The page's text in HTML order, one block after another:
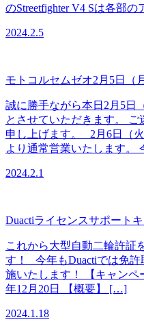
のStreetfighter V4 Sは各部
2024.2.5
モトコルセムゼオ2月5日（
誠に勝手ながら本日2月5日
とさせていただきます。
申し上げます。 2月6日（
より通常営業いたします。
2024.2.1
Duactiライセンスサポート
これから大型自動二輪許証
す！ 今年もDuactiでは免許
施いたします！ 【キャンペ
年12月20日 【概要】 […]
2024.1.18